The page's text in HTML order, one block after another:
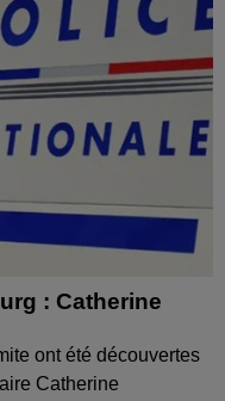
: Catherine
ont été découvertes
Catherine